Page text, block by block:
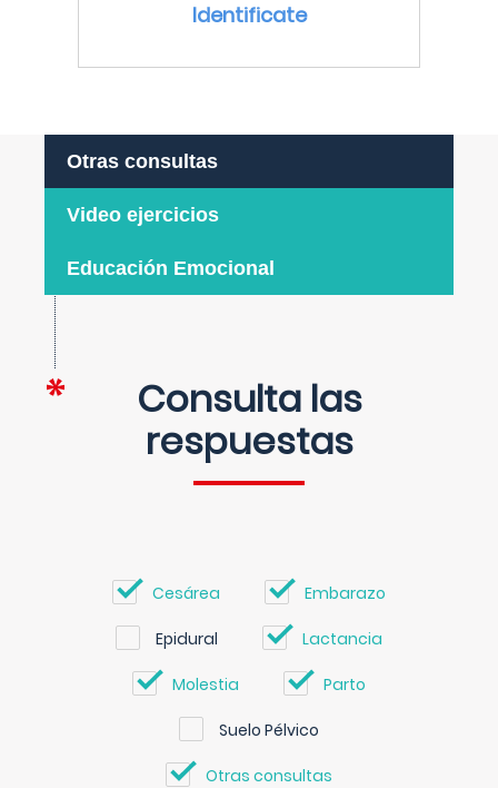
Identificate
Otras consultas
Video ejercicios
Educación Emocional
Consulta las
respuestas
Cesárea Embarazo
Epidural Lactancia
Molestia Parto
Suelo Pélvico
Otras consultas